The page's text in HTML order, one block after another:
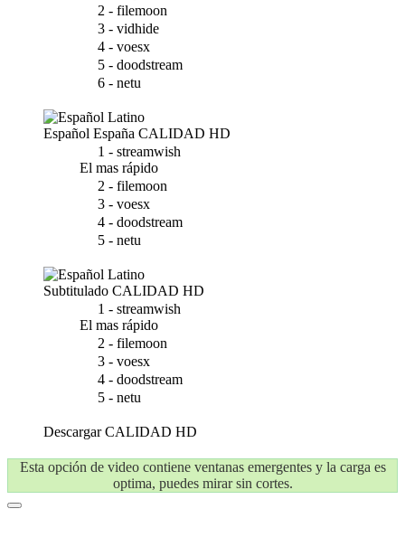
2 - filemoon
3 - vidhide
4 - voesx
5 - doodstream
6 - netu
Español España CALIDAD HD
1 - streamwish
El mas rápido
2 - filemoon
3 - voesx
4 - doodstream
5 - netu
Subtitulado CALIDAD HD
1 - streamwish
El mas rápido
2 - filemoon
3 - voesx
4 - doodstream
5 - netu
DescargarCALIDAD HD
Esta opción de video contiene ventanas emergentes y la carga es
optima, puedes mirar sin cortes.